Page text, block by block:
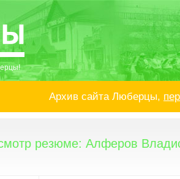
Архив сайта Люберцы,
резюме: Алферов